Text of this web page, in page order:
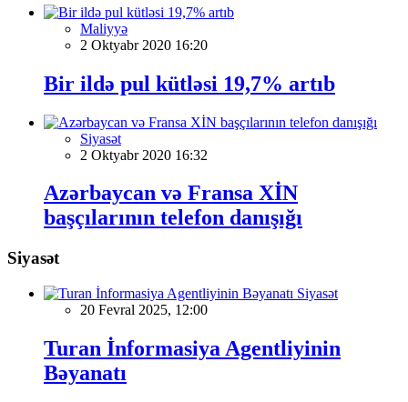
Maliyyə
2 Oktyabr 2020 16:20
Bir ildə pul kütləsi 19,7% artıb
Siyasət
2 Oktyabr 2020 16:32
Azərbaycan və Fransa XİN
başçılarının telefon danışığı
Siyasət
Siyasət
20 Fevral 2025, 12:00
Turan İnformasiya Agentliyinin
Bəyanatı